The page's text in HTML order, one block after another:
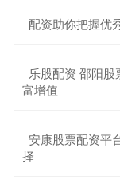
配资助你把握优
乐股配资 邵阳
富增值
安康股票配资平
择